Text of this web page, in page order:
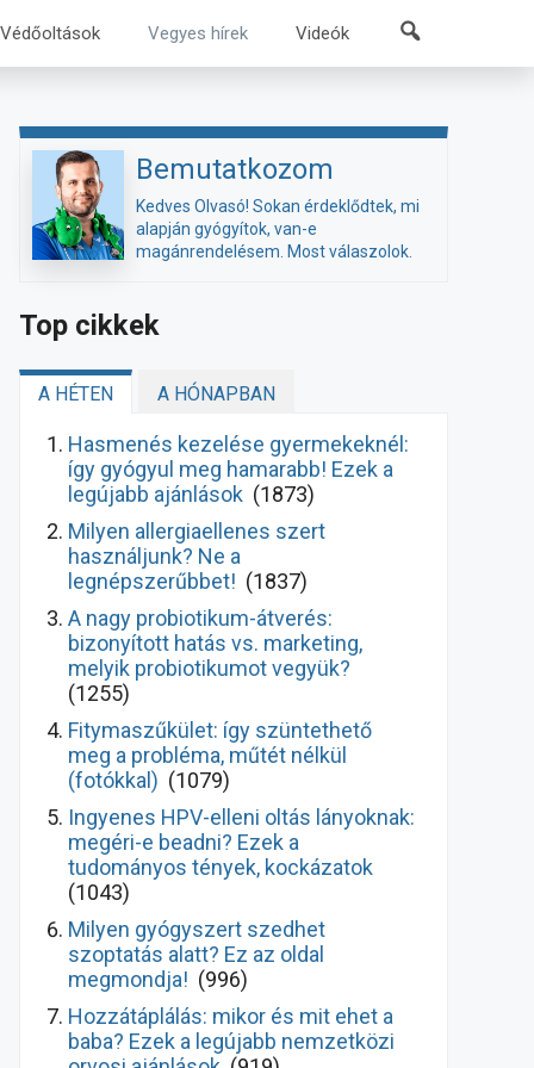
Védőoltások Vegyes hírek Videók Kereső
Bemutatkozom
Kedves Olvasó! Sokan érdeklődtek, mi
alapján gyógyítok, van-e
magánrendelésem. Most válaszolok.
Top cikkek
A HÉTEN A HÓNAPBAN
Hasmenés kezelése gyermekeknél:
így gyógyul meg hamarabb! Ezek a
legújabb ajánlások (1873)
Milyen allergiaellenes szert
használjunk? Ne a
legnépszerűbbet! (1837)
A nagy probiotikum-átverés:
bizonyított hatás vs. marketing,
melyik probiotikumot vegyük?
(1255)
Fitymaszűkület: így szüntethető
meg a probléma, műtét nélkül
(fotókkal) (1079)
Ingyenes HPV-elleni oltás lányoknak:
megéri-e beadni? Ezek a
tudományos tények, kockázatok
(1043)
Milyen gyógyszert szedhet
szoptatás alatt? Ez az oldal
megmondja! (996)
Hozzátáplálás: mikor és mit ehet a
baba? Ezek a legújabb nemzetközi